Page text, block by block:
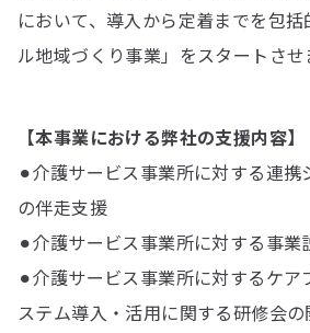
において、導入から定着までを包
ル地域づくり事業」をスタートさせ
【本事業における弊社の支援内容】
⚫︎介護サービス事業所に対する連
の伴走支援
⚫︎介護サービス事業所に対する事業
⚫︎介護サービス事業所に対するケ
ステム導入・活用に関する研修会の